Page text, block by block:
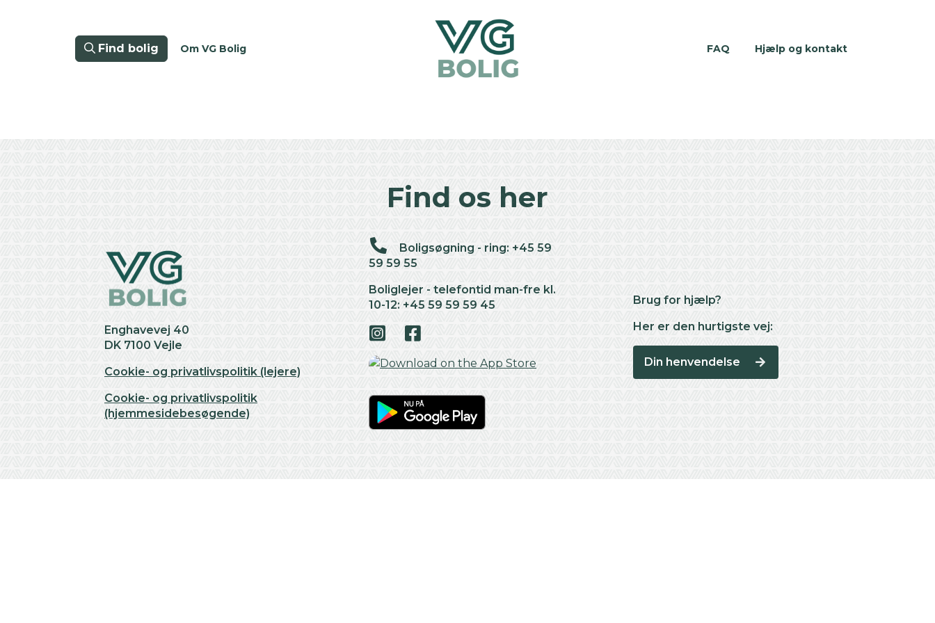
Find bolig Om VG Bolig FAQ Hjælp og kontakt
Find os her
Enghavevej 40
DK 7100 Vejle
Cookie- og privatlivspolitik (lejere)
Cookie- og privatlivspolitik
(hjemmesidebesøgende)
Boligsøgning - ring: +45 59
59 59 55
Boliglejer - telefontid man-fre kl.
10-12: +45 59 59 59 45
Brug for hjælp?
Her er den hurtigste vej:
Din henvendelse